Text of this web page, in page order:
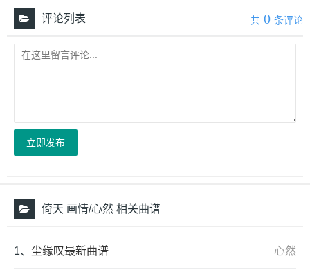
共 0 条评论
评论列表
立即发布
倚天 画情/心然 相关曲谱
心然
1、 尘缘叹最新曲谱